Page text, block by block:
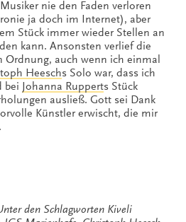
nie den Faden verloren
ja doch im Internet), aber
Stück immer wieder Stellen an
kann. Ansonsten verlief die
Ordnung, auch wenn ich einmal
Heeschs Solo war, dass ich
bei Johanna Rupperts Stück
ausließ. Gott sei Dank
Künstler erwischt, die mir
den Schlagworten Kiveli